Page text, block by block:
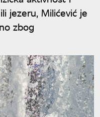
jezeru, Milićević je
zbog